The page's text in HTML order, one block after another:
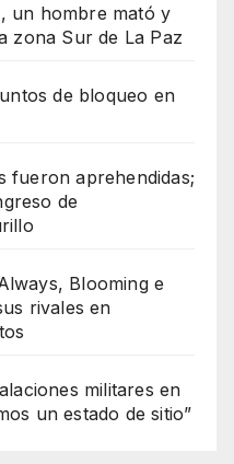
un hombre mató y
zona Sur de La Paz
de bloqueo en
fueron aprehendidas;
de
Blooming e
rivales en
militares en
un estado de sitio”